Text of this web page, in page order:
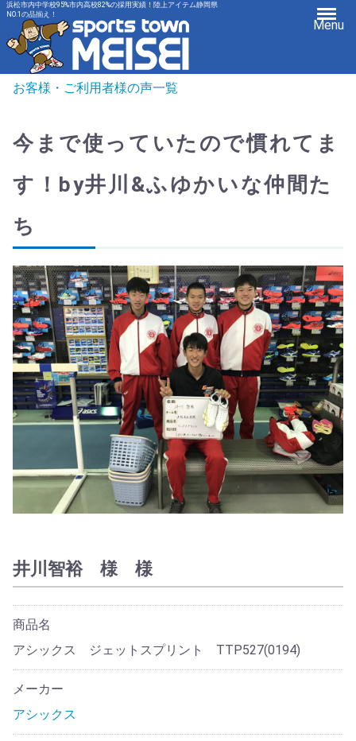
浜松市内中学校95%市内高校82%の採用実績！陸上アイテム静岡県
NO.1の品揃え！
Menu
お客様・ご利用者様の声一覧
今まで使っていたので慣れてま
す！by井川&ふゆかいな仲間た
ち
井川智裕 様 様
商品名
アシックス ジェットスプリント TTP527(0194)
メーカー
アシックス